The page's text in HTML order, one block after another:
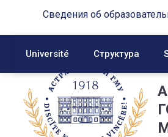
Сведения об
Université Структура